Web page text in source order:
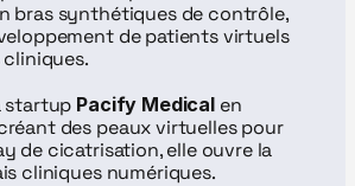
bras synthétiques de contrôle,
de patients virtuels
cliniques.
startup Pacify Medical en
des peaux virtuelles pour
de cicatrisation, elle ouvre la
cliniques numériques.